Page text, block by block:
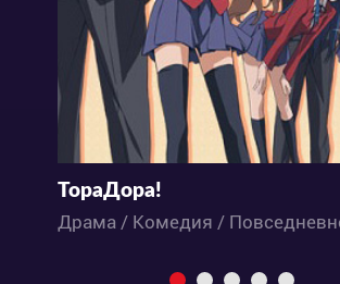
ТораДора!